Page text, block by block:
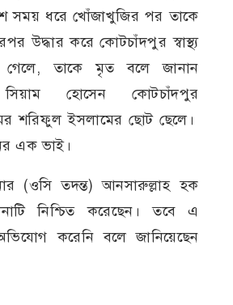
সময় ধরে খোঁজাখুজির পর তাকে
উদ্ধার করে কোটচাঁদপুর স্বাস্থ্য
গেলে, তাকে মৃত বলে জানান
সিয়াম হোসেন কোটচাঁদপুর
শরিফুল ইসলামের ছোট ছেলে।
এক ভাই।
(ওসি তদন্ত) আনসারুল্লাহ হক
নিশ্চিত করেছেন। তবে এ
করেনি বলে জানিয়েছেন